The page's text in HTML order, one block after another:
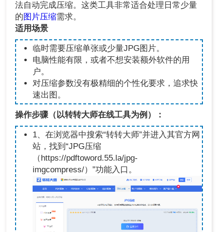
法自动完成压缩。这类工具非常适合处理日常少量
的 图片压缩需求。
适用场景
临时需要压缩单张或少量JPG图片。
电脑性能有限，或者不想安装额外软件的用
户。
对压缩参数没有极精细的个性化要求，追求快
速出图。
操作步骤（以转转大师在线工具为例）：
1、在浏览器中搜索“转转大师”并进入其官方网
站，找到“JPG压缩
（https://pdftoword.55.la/jpg-
imgcompress/）”功能入口。